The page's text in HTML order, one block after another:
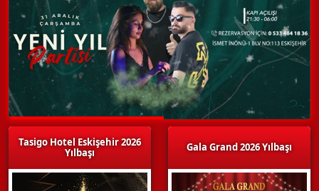
Tasigo Hotel Eskişehir 2026
Yılbaşı
Gala Grand 2026 Yılbaşı